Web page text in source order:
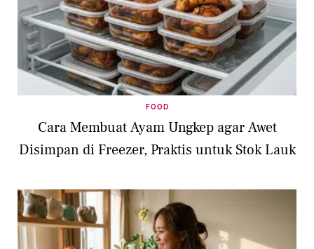
FOOD
Cara Membuat Ayam Ungkep agar Awet
Disimpan di Freezer, Praktis untuk Stok Lauk